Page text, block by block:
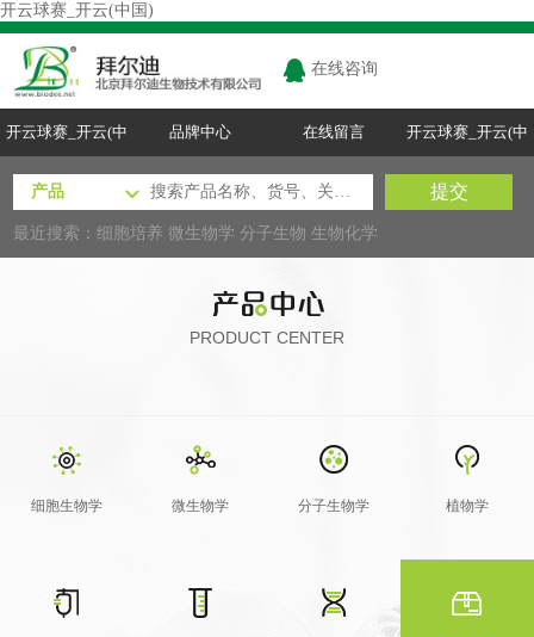
开云球赛_开云(中国)
在线咨询
开云球赛_开云(中
国)
品牌中心 在线留言 开云球赛_开云(中
国)
最近搜索：细胞培养 微生物学 分子生物 生物化学
PRODUCT CENTER
细胞生物学 微生物学 分子生物学 植物学